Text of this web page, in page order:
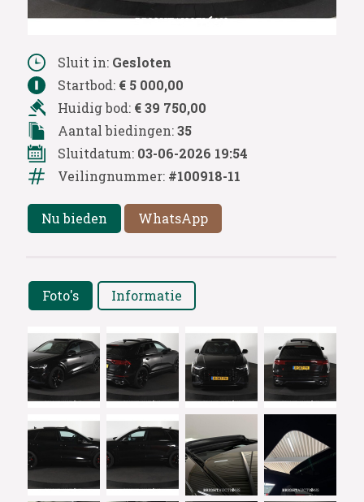
Sluit in: Gesloten
Startbod: € 5 000,00
Huidig bod: € 39 750,00
Aantal biedingen:35
Sluitdatum: 03-06-2026 19:54
Veilingnummer: #100918-11
Nu bieden WhatsApp
Foto's Informatie